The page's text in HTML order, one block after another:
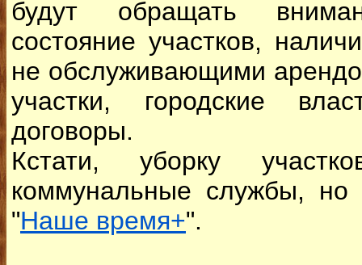
будут обращать
состояние участков,
не обслуживающими
участки, городские
договоры.
Кстати, уборку
коммунальные службы, но
"Наше время+".